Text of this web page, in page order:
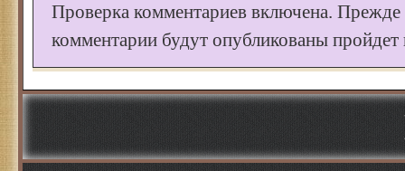
Проверка комментариев включена.
комментарии будут опубликованы пройдет